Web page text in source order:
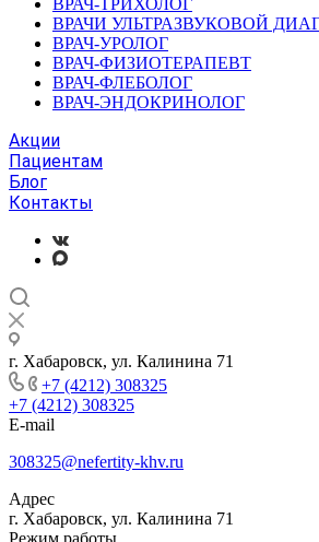
ВРАЧ-ТРИХОЛОГ
ВРАЧИ УЛЬТРАЗВУКОВОЙ
ВРАЧ-УРОЛОГ
ВРАЧ-ФИЗИОТЕРАПЕВТ
ВРАЧ-ФЛЕБОЛОГ
ВРАЧ-ЭНДОКРИНОЛОГ
Акции
Пациентам
Блог
Контакты
г. Хабаровск, ул. Калинина 71
+7 (4212) 308325
+7 (4212) 308325
E-mail
308325@nefertity-khv.ru
Адрес
г. Хабаровск, ул. Калинина 71
Режим работы